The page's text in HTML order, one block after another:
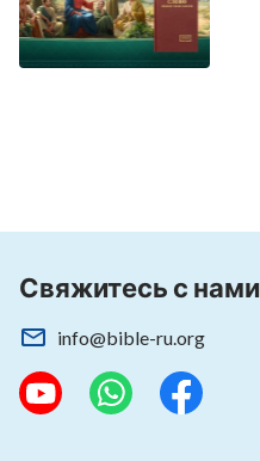
Свяжитесь с нами
info@bible-ru.org